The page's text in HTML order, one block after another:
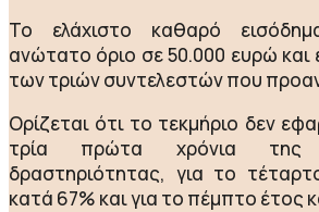
Το ελάχιστο καθαρό
ανώτατο όριο σε 50.000 ευρώ και
των τριών συντελεστών που
Ορίζεται ότι το τεκμήριο δεν
τρία πρώτα χρόνια της
δραστηριότητας, για το
κατά 67% και για το πέμπτο έτος